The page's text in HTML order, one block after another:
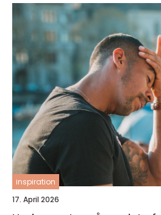
inspiration
17. April 2026